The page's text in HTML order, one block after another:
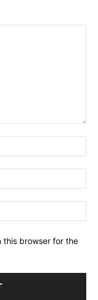
this browser for the